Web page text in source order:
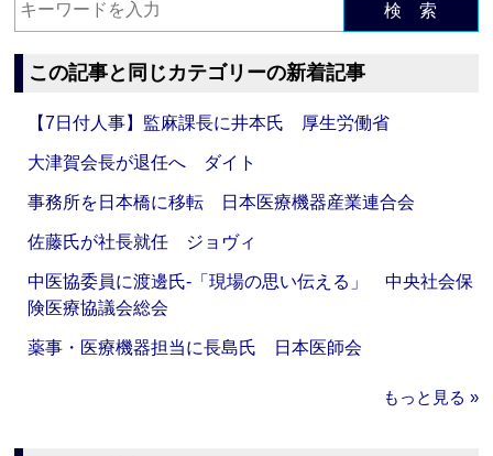
検 索
この記事と同じカテゴリーの新着記事
【7日付人事】監麻課長に井本氏 厚生労働省
大津賀会長が退任へ ダイト
事務所を日本橋に移転 日本医療機器産業連合会
佐藤氏が社長就任 ジョヴィ
中医協委員に渡邊氏‐「現場の思い伝える」 中央社会保
険医療協議会総会
薬事・医療機器担当に長島氏 日本医師会
もっと見る »